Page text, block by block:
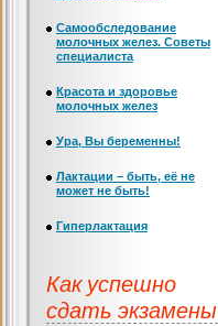
Самообследование
молочных желез. Советы
специалиста
Красота и здоровье
молочных желез
Ура, Вы беременны!
Лактации – быть, её не
может не быть!
Гиперлактация
Как успешно
сдать экзамены